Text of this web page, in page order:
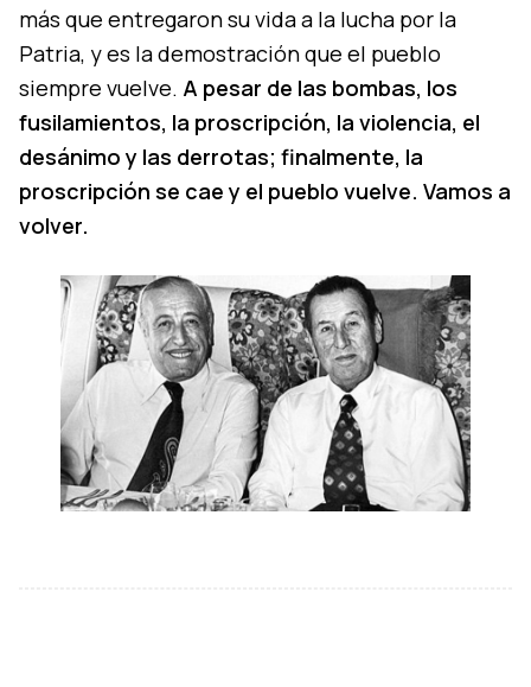
más que entregaron su vida a la lucha por la
Patria, y es la demostración que el pueblo
siempre vuelve. A pesar de las bombas, los
fusilamientos, la proscripción, la violencia, el
desánimo y las derrotas; finalmente, la
proscripción se cae y el pueblo vuelve. Vamos a
volver.